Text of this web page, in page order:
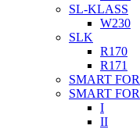
SL-KLASS
W230
SLK
R170
R171
SMART
SMART
I
II